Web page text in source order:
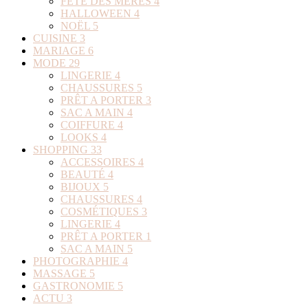
HALLOWEEN 4
NOËL 5
CUISINE 3
MARIAGE 6
MODE 29
LINGERIE 4
CHAUSSURES 5
PRÊT A PORTER 3
SAC A MAIN 4
COIFFURE 4
LOOKS 4
SHOPPING 33
ACCESSOIRES 4
BEAUTÉ 4
BIJOUX 5
CHAUSSURES 4
COSMÉTIQUES 3
LINGERIE 4
PRÊT A PORTER 1
SAC A MAIN 5
PHOTOGRAPHIE 4
MASSAGE 5
GASTRONOMIE 5
ACTU 3